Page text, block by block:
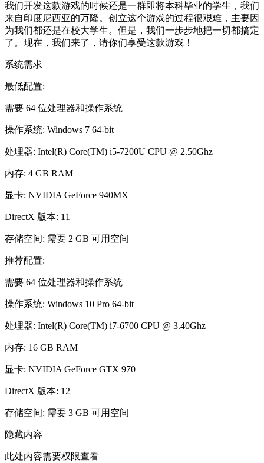
我们开发这款游戏的时候还是一群即将本科毕业的学生，我们
来自印度尼西亚的万隆。创立这个游戏的过程很艰难，主要因
为我们都还是在校大学生。但是，我们一步步地把一切都搞定
了。现在，我们来了，请你们享受这款游戏！
系统需求
最低配置:
需要 64 位处理器和操作系统
操作系统: Windows 7 64-bit
处理器: Intel(R) Core(TM) i5-7200U CPU @ 2.50Ghz
内存: 4 GB RAM
显卡: NVIDIA GeForce 940MX
DirectX 版本: 11
存储空间: 需要 2 GB 可用空间
推荐配置:
需要 64 位处理器和操作系统
操作系统: Windows 10 Pro 64-bit
处理器: Intel(R) Core(TM) i7-6700 CPU @ 3.40Ghz
内存: 16 GB RAM
显卡: NVIDIA GeForce GTX 970
DirectX 版本: 12
存储空间: 需要 3 GB 可用空间
隐藏内容
此处内容需要权限查看